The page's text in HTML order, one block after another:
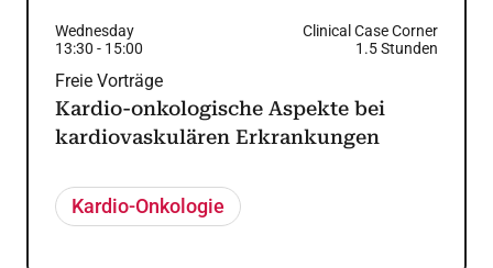
Wednesday
Clinical Case Corner
13:30 - 15:00 1.5Stunden
Freie Vorträge
Kardio-onkologische Aspekte bei
kardiovaskulären Erkrankungen
Kardio-Onkologie